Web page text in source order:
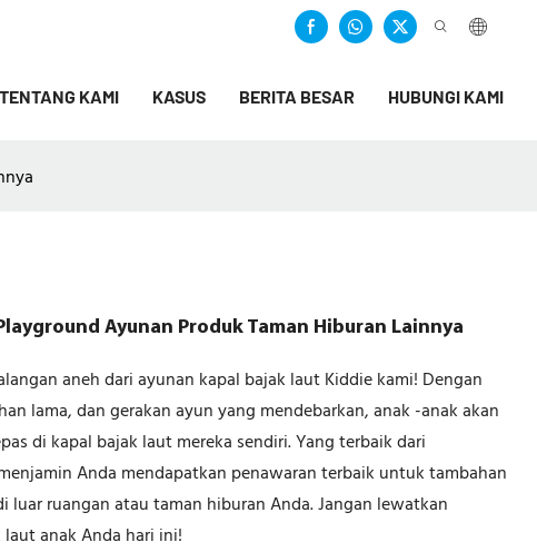
TENTANG KAMI KASUS BERITA BESAR HUBUNGI KAMI
Ayunan Produk Taman Hiburan Lainnya
aneh dari ayunan kapal bajak laut Kiddie kami! Dengan
lama, dan gerakan ayun yang mendebarkan, anak -anak akan
di kapal bajak laut mereka sendiri. Yang terbaik dari
Anda mendapatkan penawaran terbaik untuk tambahan
ruangan atau taman hiburan Anda. Jangan lewatkan
anak Anda hari ini!